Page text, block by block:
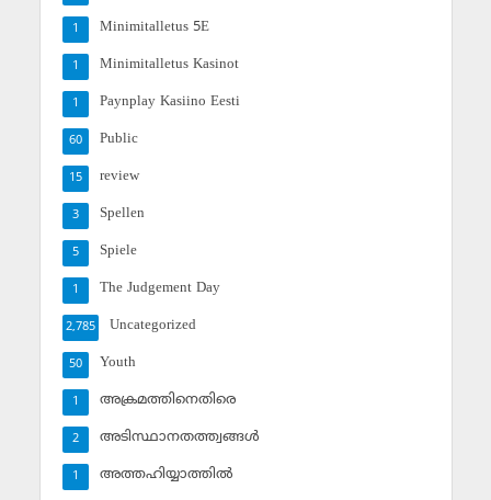
Minimitalletus 5E
1
Minimitalletus Kasinot
1
Paynplay Kasiino Eesti
1
Public
60
review
15
Spellen
3
Spiele
5
The Judgement Day
1
Uncategorized
2,785
Youth
50
അക്രമത്തിനെതിരെ
1
അടിസ്ഥാനതത്ത്വങ്ങള്‍
2
അത്തഹിയ്യാത്തില്‍
1